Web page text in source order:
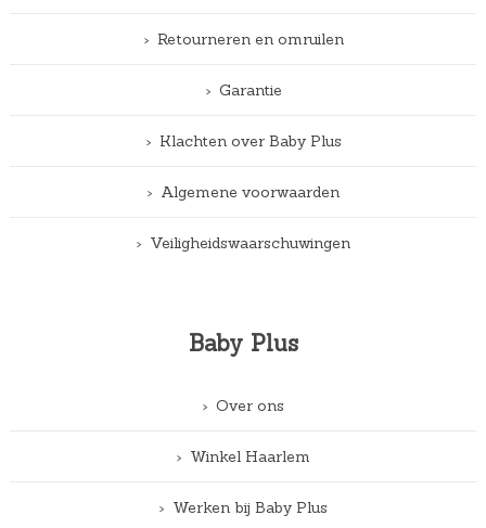
Retourneren en omruilen
Garantie
Klachten over Baby Plus
Algemene voorwaarden
Veiligheidswaarschuwingen
Baby Plus
Over ons
Winkel Haarlem
Werken bij Baby Plus